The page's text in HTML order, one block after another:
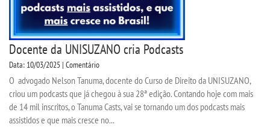
Docente da UNISUZANO cria Podcasts
Data: 10/03/2025 | Comentário
O advogado Nelson Tanuma, docente do Curso de Direito da UNISUZANO,
criou um podcasts que já chegou à sua 28ª edição. Contando hoje com mais
de 14 mil inscritos, o Tanuma Casts, vai se tornando um dos podcasts mais
assistidos e que mais cresce no...